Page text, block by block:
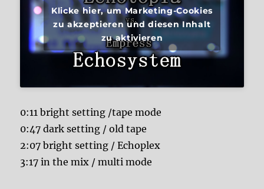
Klicke hier, um Marketing-Cookies
zu akzeptieren und diesen Inhalt
zu aktivieren
0:11 bright setting /tape mode
0:47 dark setting / old tape
2:07 bright setting / Echoplex
3:17 in the mix / multi mode